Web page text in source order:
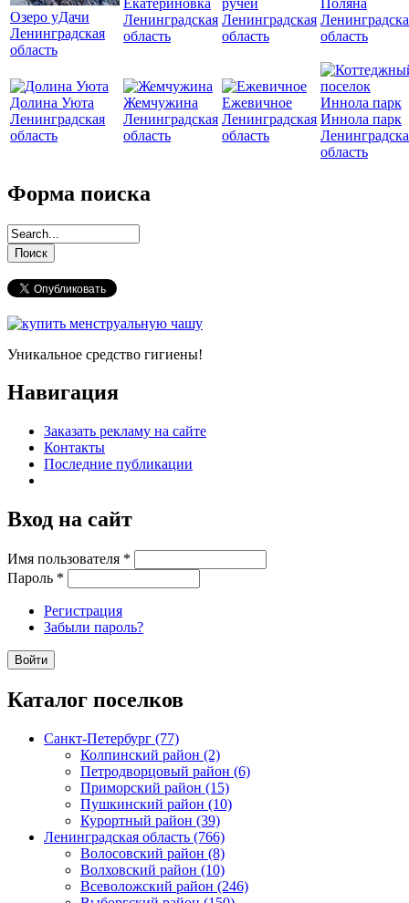
Озеро уДачи
Ленинградская
область
Ленинградская
область
Ленинградская
область
область
Долина Уюта
Ленинградская
область
Жемчужина
Ленинградская
область
Ежевичное
Ленинградская
область
Иннола парк
область
Форма поиска
Уникальное средство гигиены!
Навигация
Заказать рекламу на сайте
Контакты
Последние публикации
Вход на сайт
Имя пользователя *
Пароль *
Регистрация
Забыли пароль?
Каталог поселков
Санкт-Петербург (77)
Колпинский район (2)
Петродворцовый район (6)
Приморский район (15)
Пушкинский район (10)
Курортный район (39)
Ленинградская область (766)
Волосовский район (8)
Волховский район (10)
Всеволожский район (246)